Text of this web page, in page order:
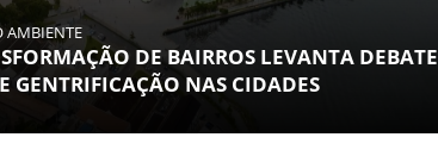
AMBIENTE
DE BAIRROS LEVANTA DEBATE
GENTRIFICAÇÃO NAS CIDADES